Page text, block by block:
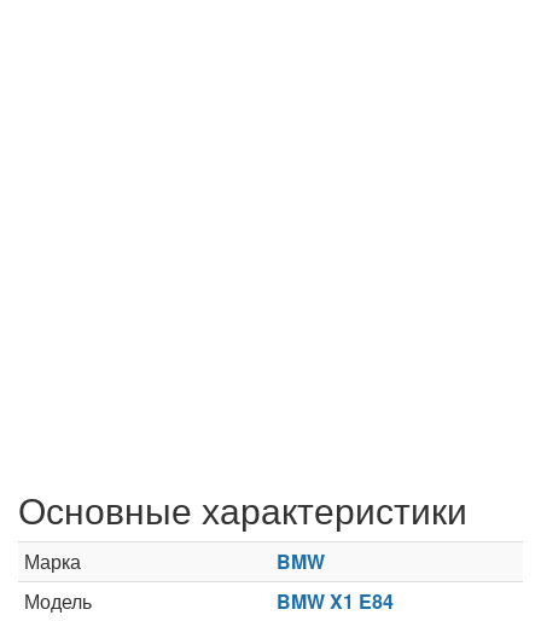
Основные характеристики
Марка
BMW
Модель
BMW X1 E84